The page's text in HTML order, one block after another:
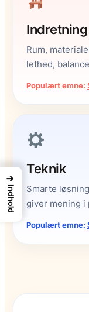
Indretning
Rum,
lethed,
Populært emne:
Teknik
Smarte
giver mening i
Populært emne:
→
Indhold